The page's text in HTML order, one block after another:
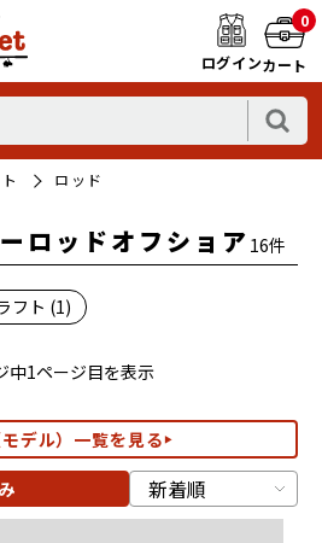
ログイン
0
カート
ロッド
ロッドオフショア 16件
フト (1)
中1ページ目を表示
デル）一覧を見る